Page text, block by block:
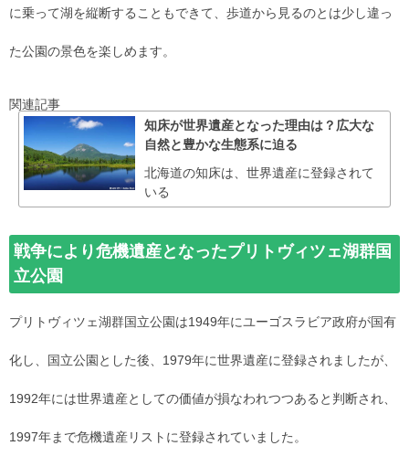
に乗って湖を縦断することもできて、歩道から見るのとは少し違っ
た公園の景色を楽しめます。
関連記事
知床が世界遺産となった理由は？広大な
自然と豊かな生態系に迫る
北海道の知床は、世界遺産に登録されて
いる
戦争により危機遺産となったプリトヴィツェ湖群国
立公園
プリトヴィツェ湖群国立公園は1949年にユーゴスラビア政府が国有
化し、国立公園とした後、1979年に世界遺産に登録されましたが、
1992年には世界遺産としての価値が損なわれつつあると判断され、
1997年まで危機遺産リストに登録されていました。